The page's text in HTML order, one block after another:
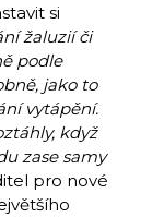
si
žaluzií či
podle
jako to
vytápění.
když
zase samy
pro nové